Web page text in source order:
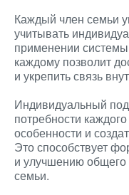
Каждый член семьи
учитывать
применении системы
каждому позволит
и укрепить связь
Индивидуальный
потребности
особенности и
Это способствует
и улучшению общего
семьи.